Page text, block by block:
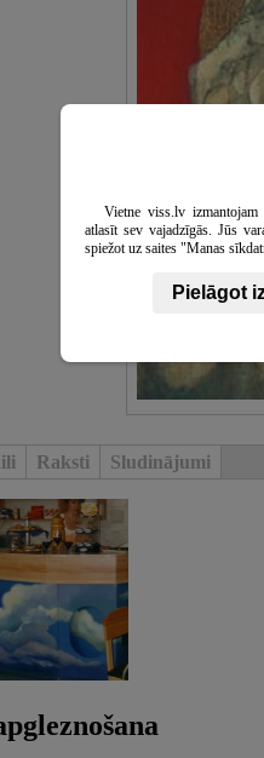
Raksti Sludinājumi
Vietne viss.lv
atlasīt sev vajadzīgās. Jūs
spiežot uz saites "Manas
Pielāgot